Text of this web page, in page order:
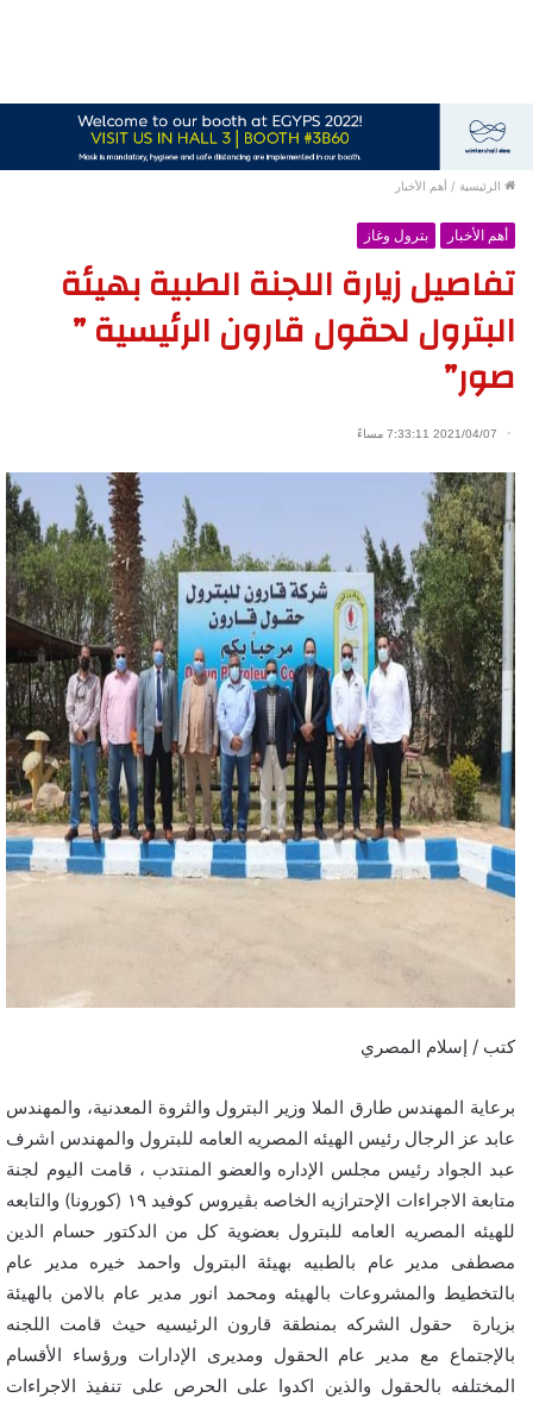
الرئيسية / أهم الأخبار
أهم الأخبار بترول وغاز
تفاصيل زيارة اللجنة الطبية بهيئة
البترول لحقول قارون الرئيسية ”
صور”
2021/04/07 7:33:11 مساءً
كتب / إسلام المصري
برعاية المهندس طارق الملا وزير البترول والثروة المعدنية، والمهندس
عابد عز الرجال رئيس الهيئه المصريه العامه للبترول والمهندس اشرف
عبد الجواد رئيس مجلس الإداره والعضو المنتدب ، قامت اليوم لجنة
متابعة الاجراءات الإحترازيه الخاصه بڤيروس كوفيد ١٩ (كورونا) والتابعه
للهيئه المصريه العامه للبترول بعضوية كل من الدكتور حسام الدين
مصطفى مدير عام بالطبيه بهيئة البترول واحمد خيره مدير عام
بالتخطيط والمشروعات بالهيئه ومحمد انور مدير عام بالامن بالهيئة
بزيارة حقول الشركه بمنطقة قارون الرئيسيه حيث قامت اللجنه
بالإجتماع مع مدير عام الحقول ومديرى الإدارات ورؤساء الأقسام
المختلفه بالحقول والذين اكدوا على الحرص على تنفيذ الاجراءات